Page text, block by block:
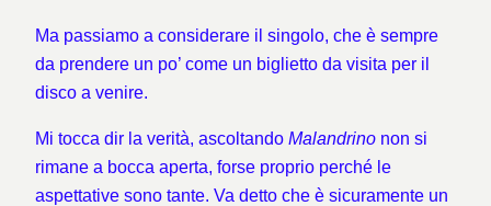
Ma passiamo a considerare il singolo, che è sempre
da prendere un po’ come un biglietto da visita per il
disco a venire.
Mi tocca dir la verità, ascoltando Malandrino non si
rimane a bocca aperta, forse proprio perché le
aspettative sono tante. Va detto che è sicuramente un